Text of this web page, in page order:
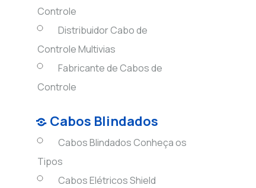
Controle
Distribuidor Cabo de
Controle Multivias
Fabricante de Cabos de
Controle
Cabos Blindados
Cabos Blindados Conheça os
Tipos
Cabos Elétricos Shield